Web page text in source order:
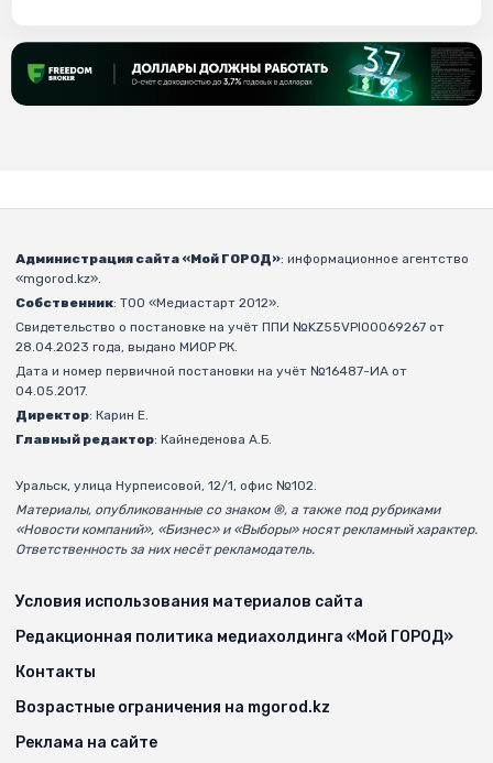
Администрация сайта «Мой ГОРОД»: информационное агентство
«mgorod.kz».
Собственник: ТОО «Медиастарт 2012».
Свидетельство о постановке на учёт ППИ №KZ55VPI00069267 от
28.04.2023 года, выдано МИОР РК.
Дата и номер первичной постановки на учёт №16487-ИА от
04.05.2017.
Директор: Карин Е.
Главный редактор: Кайнеденова А.Б.
Уральск, улица Нурпеисовой, 12/1, офис №102.
Материалы, опубликованные со знаком ®, а также под рубриками
«Новости компаний», «Бизнес» и «Выборы» носят рекламный характер.
Ответственность за них несёт рекламодатель.
Условия использования материалов сайта
Редакционная политика медиахолдинга «Мой ГОРОД»
Контакты
Возрастные ограничения на mgorod.kz
Реклама на сайте